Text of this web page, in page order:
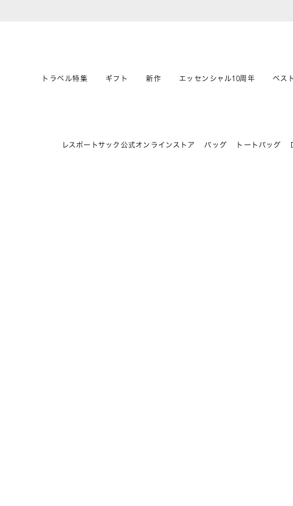
トラベル特集 ギフト 新作 エッセンシャル10周年 ベス
レスポートサック公式オンラインストア バッグ トートバッグ